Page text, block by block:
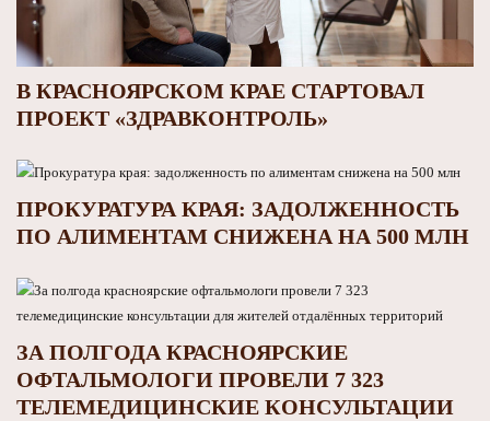
В КРАСНОЯРСКОМ КРАЕ СТАРТОВАЛ
ПРОЕКТ «ЗДРАВКОНТРОЛЬ»
ПРОКУРАТУРА КРАЯ: ЗАДОЛЖЕННОСТЬ
ПО АЛИМЕНТАМ СНИЖЕНА НА 500 МЛН
ЗА ПОЛГОДА КРАСНОЯРСКИЕ
ОФТАЛЬМОЛОГИ ПРОВЕЛИ 7 323
ТЕЛЕМЕДИЦИНСКИЕ КОНСУЛЬТАЦИИ